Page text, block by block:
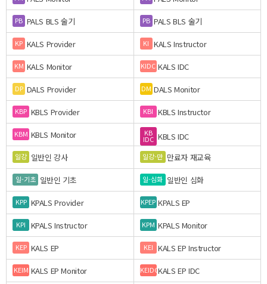
PB PALS BLS 술기 PB PALS BLS 술기
KP KALS Provider KI KALS Instructor
KM KALS Monitor KIDC KALS IDC
DP DALS Provider DM DALS Monitor
KBP KBLS Provider KBI KBLS Instructor
KBM KBLS Monitor KB
IDC KBLS IDC
일강 일반인 강사 일강-만 만료자 재교육
일-기초 일반인 기초 일-심화 일반인 심화
KPP KPALS Provider KPEP KPALS EP
KPI KPALS Instructor KPM KPALS Monitor
KEP KALS EP KEI KALS EP Instructor
KEIM KALS EP Monitor KEIDCKALS EP IDC